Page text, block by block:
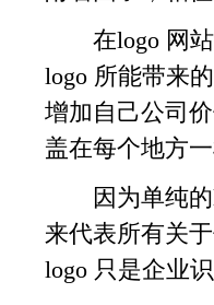
在logo 网站
logo 所能带来
增加自己公司
盖在每个地方一
因为单纯的
来代表所有关
logo 只是企业